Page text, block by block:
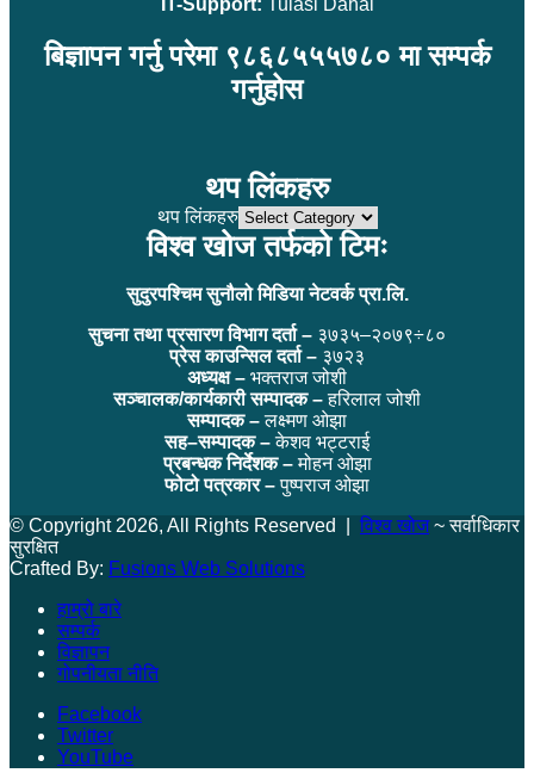
IT-Support: Tulasi Dahal
बिज्ञापन गर्नु परेमा ९८६८५५५७८० मा सम्पर्क
गर्नुहोस
थप लिंकहरु
थप लिंकहरु
विश्व खोज तर्फको टिमः
सुदुरपश्चिम सुनौलो मिडिया नेटवर्क प्रा.लि.
सुचना तथा प्रसारण विभाग दर्ता – ३७३५–२०७९÷८०
प्रेस काउन्सिल दर्ता – ३७२३
अध्यक्ष – भक्तराज जोशी
सञ्चालक/कार्यकारी सम्पादक –हरिलाल जोशी
सम्पादक –लक्ष्मण ओझा
सह–सम्पादक –केशव भट्टराई
प्रबन्धक निर्देशक –मोहन ओझा
फोटो पत्रकार –पुष्पराज ओझा
© Copyright 2026, All Rights Reserved | विश्व खोज~ सर्वाधिकार
सुरक्षित
Crafted By: Fusions Web Solutions
हाम्रो बारे
सम्पर्क
विज्ञापन
गोपनीयता नीति
Facebook
Twitter
YouTube